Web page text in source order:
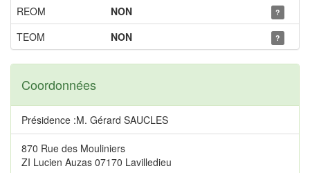
REOM
NON ?
TEOM NON ?
Coordonnées
Présidence :M. Gérard SAUCLES
870 Rue des Mouliniers
ZI Lucien Auzas 07170 Lavilledieu